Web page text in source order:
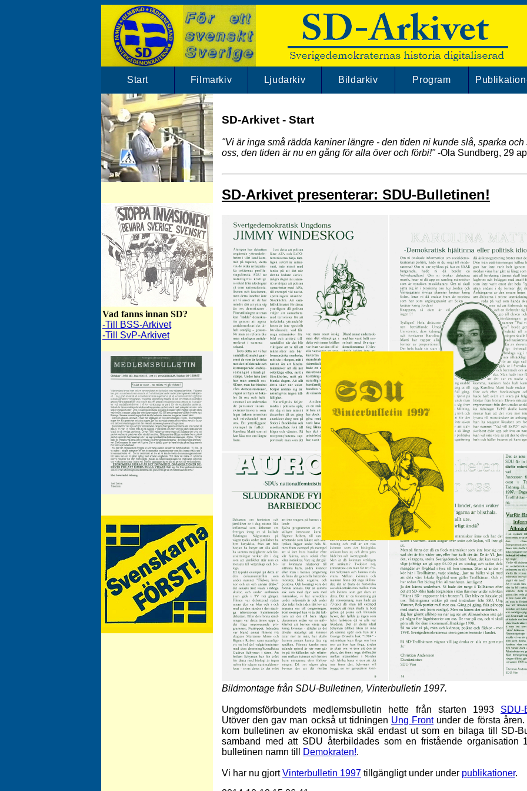
Start Filmarkiv Ljudarkiv Bildarkiv Program
Vad fanns innan SD?
-Till BSS-Arkivet
-Till SvP-Arkivet
SD-Arkivet - Start
"Vi är inga små rädda kaniner längre - den tiden ni kunde slå, sparka och
oss, den tiden är nu en gång för alla över och förbi!"-Ola Sundberg, 29
SD-Arkivet presenterar: SDU-Bulletinen!
Bildmontage från SDU-Bulletinen, Vinterbulletin 1997.
Ungdomsförbundets medlemsbulletin hette från starten 1993 SDU-
Utöver den gav man också ut tidningen Ung Frontunder de första åren.
kom bulletinen av ekonomiska skäl endast ut som en bilaga till SD-
samband med att SDU återbildades som en fristående organisation
bulletinen namn till
Demokraten!.
Vi har nu gjortVinterbulletin 1997 tillgängligt under under publikationer.